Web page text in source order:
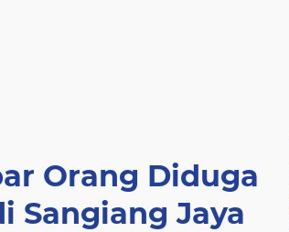
Orang Diduga
Sangiang Jaya